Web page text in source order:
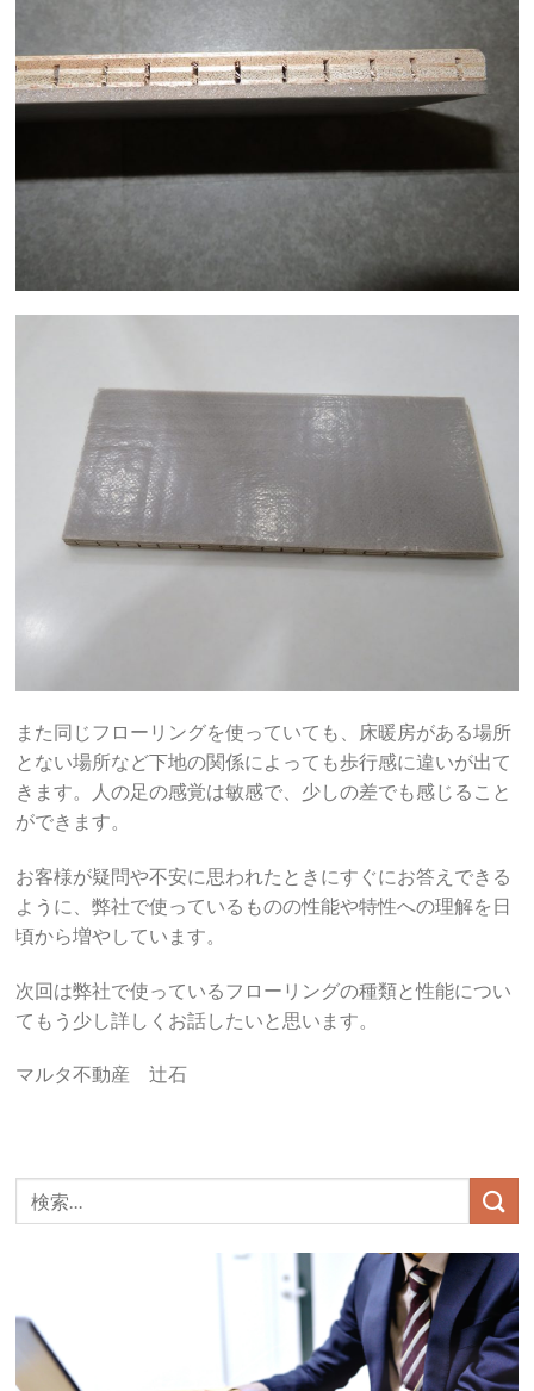
また同じフローリングを使っていても、床暖房がある場所
とない場所など下地の関係によっても歩行感に違いが出て
きます。人の足の感覚は敏感で、少しの差でも感じること
ができます。
お客様が疑問や不安に思われたときにすぐにお答えできる
ように、弊社で使っているものの性能や特性への理解を日
頃から増やしています。
次回は弊社で使っているフローリングの種類と性能につい
てもう少し詳しくお話したいと思います。
マルタ不動産 辻石